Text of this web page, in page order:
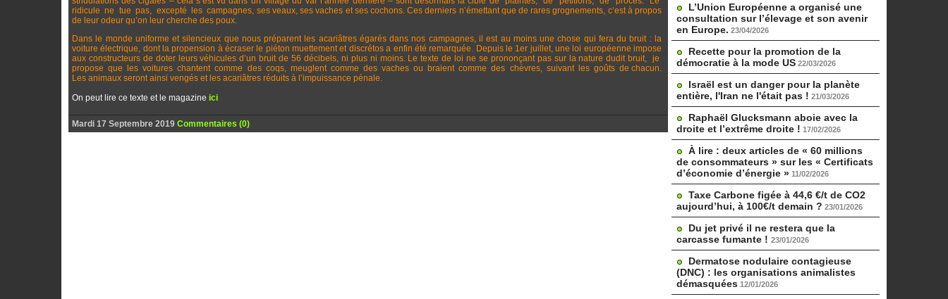
ridicule ne tue pas, excepté les campagnes, ses veaux, ses vaches et ses cochons. Ces derniers n’émettant que de rares grognements, c’est à propos
de leur odeur qu’on leur cherche des poux.
Dans le monde uniforme et silencieux que nous préparent les acariâtres égarés dans nos campagnes, il est au moins une chose qui fera du bruit : la
voiture électrique, dont la propension à écraser le piéton muettement et discrétos a enfin été remarquée. Depuis le 1er juillet, une loi européenne impose
aux constructeurs de doter leurs véhicules d’un bruit de 56 décibels, ni plus ni moins. Le texte de loi ne se prononçant pas sur la nature dudit bruit, je
propose que les voitures chantent comme des coqs, meuglent comme des vaches ou braient comme des chèvres, suivant les goûts de chacun.
Les animaux seront ainsi vengés et les acariâtres réduits à l’impuissance pénale.
On peut lire ce texte et le magazine ici
Mardi 17 Septembre 2019 Commentaires (0)
L’Union Européenne a organisé une
consultation sur l’élevage et son avenir
en Europe. 23/04/2026
Recette pour la promotion de la
démocratie à la mode US 22/03/2026
Israël est un danger pour la planète
entière, l'Iran ne l'était pas ! 21/03/2026
Raphaël Glucksmann aboie avec la
droite et l’extrême droite ! 17/02/2026
À lire : deux articles de « 60 millions
de consommateurs » sur les « Certificats
d’économie d’énergie » 11/02/2026
Taxe Carbone figée à 44,6 €/t de CO2
aujourd’hui, à 100€/t demain ? 23/01/2026
Du jet privé il ne restera que la
carcasse fumante ! 23/01/2026
Dermatose nodulaire contagieuse
(DNC) : les organisations animalistes
démasquées 12/01/2026